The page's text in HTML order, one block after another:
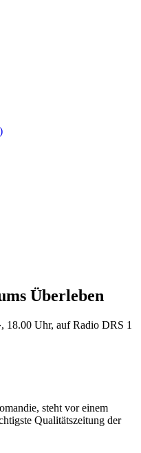
Überleben
18.00 Uhr, auf Radio DRS 1
steht vor einem
Qualitätszeitung der